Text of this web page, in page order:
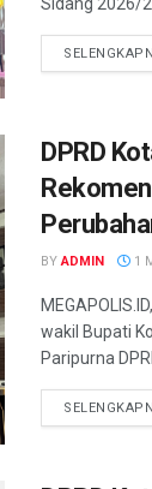
DPRD
BY ADMIN 1
wakil Bupati
Paripurna